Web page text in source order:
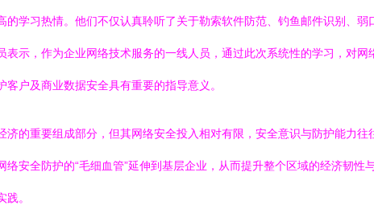
的学习热情。他们不仅认真聆听了关于勒索软件防范、钓鱼邮件识别、
示，作为企业网络技术服务的一线人员，通过此次系统性的学习，对
户及商业数据安全具有重要的指导意义。
济的重要组成部分，但其网络安全投入相对有限，安全意识与防护能力
安全防护的“毛细血管”延伸到基层企业，从而提升整个区域的经济韧
。